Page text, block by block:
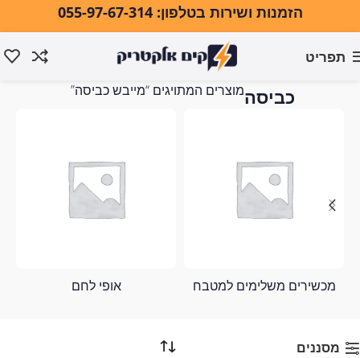
הזמנות ושירות בטלפון: 055-97-67-314
תפריט
כביסה
עמוד הבית
מוצרים המתויגים “מייבש כביסה”
מכשירים משלימים למטבח אופי לחם
מסננים